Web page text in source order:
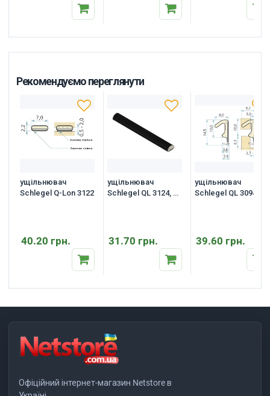
Рекомендуємо переглянути
ущільнювач
Schlegel Q-Lon 3122
40.20 грн.
ущільнювач
Schlegel QL 3124, 1
31.70 грн.
ущільнювач
Schlegel QL 3094
39.60 грн.
Офіційний інтернет-магазин Netstore в